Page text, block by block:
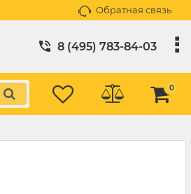
Обратная связь
8 (495) 783-84-03
0